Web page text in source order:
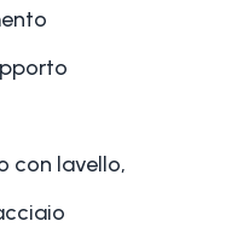
con lavello,